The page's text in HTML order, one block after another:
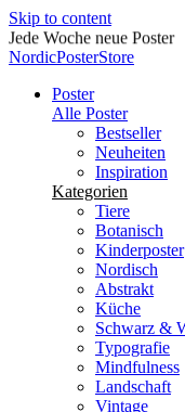
Skip to content
Jede Woche neue Poster
NordicPosterStore
Poster
Alle Poster
Bestseller
Neuheiten
Inspiration
Kategorien
Tiere
Botanisch
Kinderposter
Nordisch
Abstrakt
Küche
Schwarz &
Typografie
Mindfulness
Landschaft
Vintage